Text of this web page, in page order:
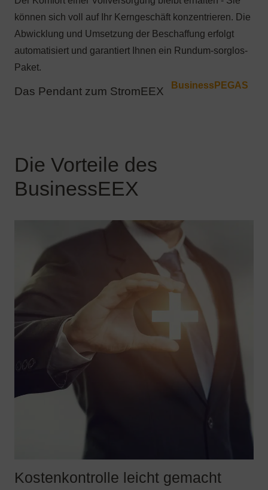
Das Pendant zum StromEEX